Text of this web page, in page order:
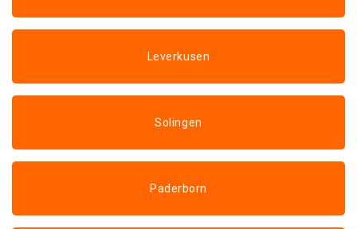
Leverkusen
Solingen
Paderborn